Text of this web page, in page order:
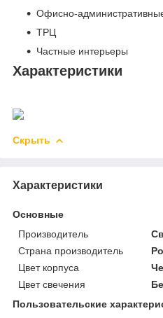
Офисно-
ТРЦ
Частные интерьеры
Характеристики
Скрыть
Характеристики
Основные
Производитель
Страна производитель
Цвет корпуса
Цвет свечения
Пользовательские